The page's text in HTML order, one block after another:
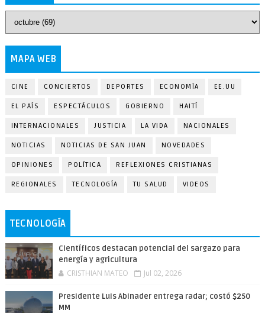
MAPA WEB
CINE CONCIERTOS DEPORTES ECONOMÍA EE.UU
EL PAÍS ESPECTÁCULOS GOBIERNO HAITÍ
INTERNACIONALES JUSTICIA LA VIDA NACIONALES
NOTICIAS NOTICIAS DE SAN JUAN NOVEDADES
OPINIONES POLÍTICA REFLEXIONES CRISTIANAS
REGIONALES TECNOLOGÍA TU SALUD VIDEOS
TECNOLOGÍA
Científicos destacan potencial del sargazo para
energía y agricultura
CRISTHIAN MATEO Jul 02, 2026
Presidente Luis Abinader entrega radar; costó $250
MM